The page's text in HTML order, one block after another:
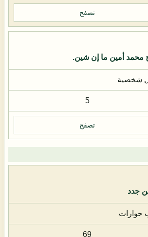
تصفح
محمد أمين ما إن شين.
شخصية
5
تصفح
جدد
حوارات
69